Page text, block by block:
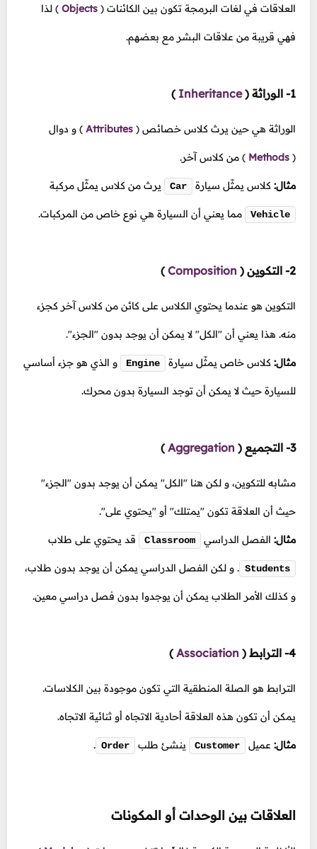
العلاقات في لغات البرمجة تكون بين الكائنات (
Objects
) لذا
فهي قريبة من علاقات البشر مع بعضهم.
1- الوراثة (
Inheritance
)
الوراثة هي حين يرث كلاس خصائص (
Attributes
) و دوال
(
Methods
) من كلاس آخر.
مثال: كلاس يمثّل سيارة Car يرث من كلاس يمثّل مركبة
Vehicle مما يعني أن السيارة هي نوع خاص من المركبات.
2- التكوين (
Composition
)
التكوين هو عندما يحتوي الكلاس على كائن من كلاس آخر كجزء
منه. هذا يعني أن "الكل" لا يمكن أن يوجد بدون "الجزء".
مثال: كلاس خاص يمثّل سيارة Engine و الذي هو جزء أساسي
للسيارة حيث لا يمكن أن توجد السيارة بدون محرك.
3- التجميع (
Aggregation
)
مشابه للتكوين، و لكن هنا "الكل" يمكن أن يوجد بدون "الجزء"
حيث أن العلاقة تكون "يمتلك" أو "يحتوي على".
مثال: الفصل الدراسي Classroom قد يحتوي على طلاب
Students
. و لكن الفصل الدراسي يمكن أن يوجد بدون طلاب،
و كذلك الأمر الطلاب يمكن أن يوجدوا بدون فصل دراسي معين.
4- الترابط (
Association
)
الترابط هو الصلة المنطقية التي تكون موجودة بين الكلاسات.
يمكن أن تكون هذه العلاقة أحادية الاتجاه أو ثنائية الاتجاه.
مثال: عميل Customer ينشئ طلب Order
.
العلاقات بين الوحدات أو المكونات